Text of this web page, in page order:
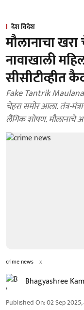
देश विदेश
मौलानाचा खरा
नावाखाली
सीसीटीव्हीत
Fake Tantrik
चेहरा समोर आला. तंत्र-
लैंगिक शोषण. मौलानाचे
crime news x
Bhagyashree
Published On:02 Sep